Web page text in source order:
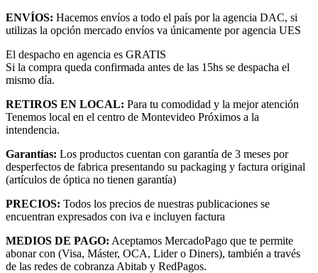
ENVÍOS: Hacemos envíos a todo el país por la agencia DAC, si
utilizas la opción mercado envíos va únicamente por agencia UES
El despacho en agencia es GRATIS
Si la compra queda confirmada antes de las 15hs se despacha el
mismo día.
RETIROS EN LOCAL: Para tu comodidad y la mejor atención
Tenemos local en el centro de Montevideo Próximos a la
intendencia.
Garantías: Los productos cuentan con garantía de 3 meses por
desperfectos de fabrica presentando su packaging y factura original
(artículos de óptica no tienen garantía)
PRECIOS: Todos los precios de nuestras publicaciones se
encuentran expresados con iva e incluyen factura
MEDIOS DE PAGO: Aceptamos MercadoPago que te permite
abonar con (Visa, Máster, OCA, Lider o Diners), también a través
de las redes de cobranza Abitab y RedPagos.